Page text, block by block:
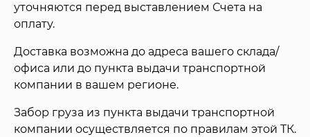
уточняются перед выставлением Счета на
оплату.
Доставка возможна до адреса вашего склада/
офиса или до пункта выдачи транспортной
компании в вашем регионе.
Забор груза из пункта выдачи транспортной
компании осуществляется по правилам этой ТК.